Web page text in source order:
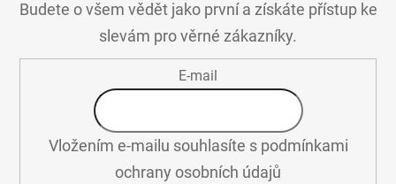
v
k
y
v
ý
i
s
u
Budete o všem vědět jako první a získáte přístup ke
slevám pro věrné zákazníky.
E-mail
Vložením e-mailu souhlasíte s podmínkami
ochrany osobních údajů